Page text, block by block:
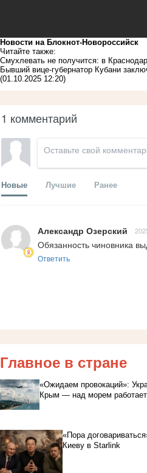
Новости на Блoкнoт-Новороссийск
Читайте также:
Смухлевать не получится: в
Бывший вице-губернатор Кубани
(01.10.2025 12:20)
1 комментарий
Новые Лучшие Ранее
Александр Озерский
Обязанность чиновника
Ответить
Главное в стране
«Ожидаем провокаций»:
Крым — над морем работает
«Пора
Киеву в Starlink